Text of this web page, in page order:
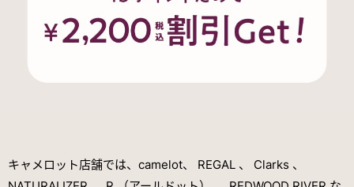
キャメロット店舗では、camelot、 REGAL 、 Clarks 、